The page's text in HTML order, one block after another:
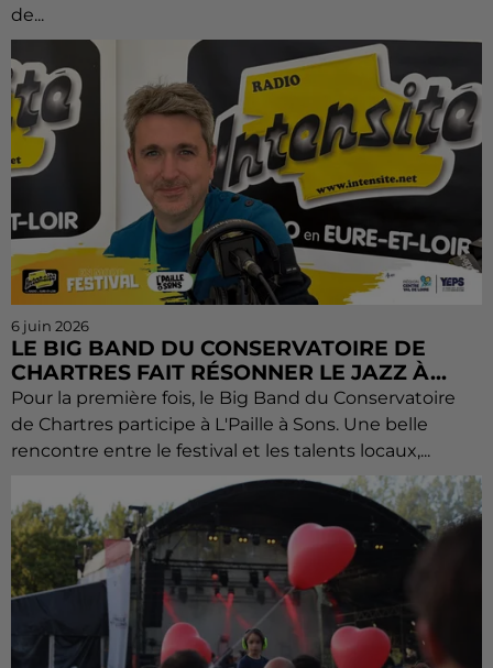
de...
6 juin 2026
LE BIG BAND DU CONSERVATOIRE DE
CHARTRES FAIT RÉSONNER LE JAZZ À...
Pour la première fois, le Big Band du Conservatoire
de Chartres participe à L'Paille à Sons. Une belle
rencontre entre le festival et les talents locaux,...